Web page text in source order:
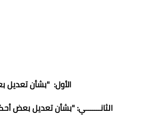
الأول: "بشأن تعديل بعض
الثانـــــــي: "بشأن تعديل بعض أحكام القانون رقم 136 لسنة 2014 في شأن